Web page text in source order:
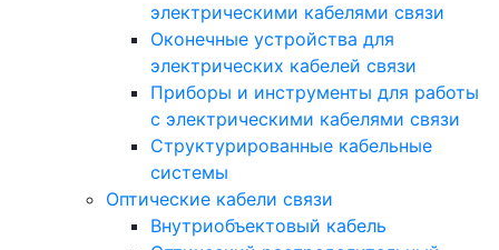
электрическими кабелями связи
Оконечные устройства для
электрических кабелей связи
Приборы и инструменты для работы
с электрическими кабелями связи
Структурированные кабельные
системы
Оптические кабели связи
Внутриобъектовый кабель